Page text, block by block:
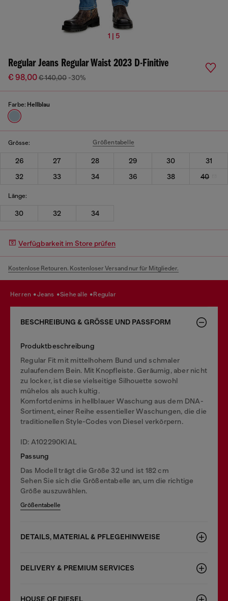
1 | 5
Regular Jeans Regular Waist 2023 D-Finitive
€ 98,00€ 140,00 -30%
Farbe: Hellblau
Grösse: Größentabelle
26 27 28 29 30
31
32
33 34 36 38 40
Länge:
30 32 34
Verfügbarkeit im Store prüfen
Kostenlose Retouren. Kostenloser Versand nur für Mitglieder.
herren jeans siehe alle regular
BESCHREIBUNG & GRÖSSE UND PASSFORM
Produktbeschreibung
Regular Fit mit mittelhohem Bund und schmaler
zulaufendem Bein. Mit Knopfleiste. Geräumig, aber nicht
zu locker, ist diese vielseitige Silhouette sowohl
mühelos als auch kultig.
Komfortdenims in hellblauer Waschung aus dem DNA-
Sortiment, einer Reihe essentieller Waschungen, die die
traditionellen Style-Codes von Diesel verkörpern.
ID: A102290KIAL
Passung
Das Modell trägt die Größe 32 und ist 182 cm
Sehen Sie sich die Größentabelle an, um die richtige
Größe auszuwählen.
Größentabelle
DETAILS, MATERIAL & PFLEGEHINWEISE
DELIVERY & PREMIUM SERVICES
HOUSE OF DIESEL